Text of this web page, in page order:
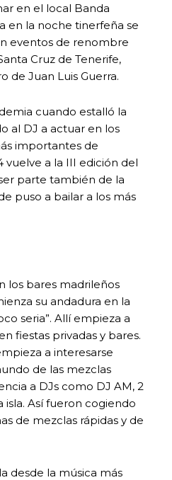
en el local Banda
en la noche tinerfeña se
eventos de renombre
Cruz de Tenerife,
de Juan Luis Guerra.
cuando estalló la
al DJ a actuar en los
importantes de
vuelve a la III edición del
parte también de la
puso a bailar a los más
los bares madrileños
su andadura en la
seria”. Allí empieza a
fiestas privadas y bares.
a interesarse
de las mezclas
a DJs como DJ AM, 2
isla. Así fueron cogiendo
de mezclas rápidas y de
desde la música más